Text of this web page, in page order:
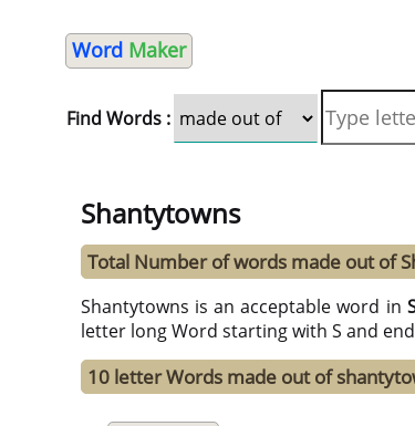
Word Maker
Find Words :
Shantytowns
Total Number of words made out of
Shantytowns is an acceptable word in
letter long Word starting with S and
10 letter Words made out of